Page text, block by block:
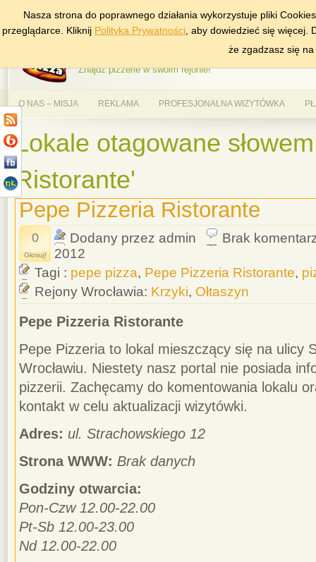
DODAJ NAS DO ULUBIONYCH ZNAJDŹ
AlePizza.com –
Znajdź pizzerie w swoim rejonie!
O NAS – MISJA REKLAMA PROFESJONALNA WIZYTÓWKA
Lokale otagowane
Ristorante'
Pepe Pizzeria Ristorante
0
Głosuj!
Dodany przez admin
Brak
2012
Tagi : pepe pizza, Pepe Pizzeria Ristorante,
Rejony Wrocławia: Krzyki, Ołtaszyn
Pepe Pizzeria Ristorante
Pepe Pizzeria to lokal mieszczący się na ulicy
Wrocławiu. Niestety nasz portal nie posiada
pizzerii. Zachęcamy do komentowania lokalu
kontakt w celu aktualizacji wizytówki.
Adres: ul. Strachowskiego 12
Strona WWW: Brak danych
Godziny otwarcia:
Pon-Czw 12.00-22.00
Pt-Sb 12.00-23.00
Nd 12.00-22.00
Nasza strona do poprawnego działania wykorzystuje pliki
przeglądarce. Kliknij Polityka Prywatności , aby dowiedzieć się
że zgadzasz się